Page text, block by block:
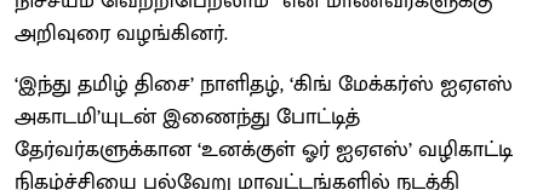
அறிவுரை வழங்கினர்.
‘இந்து தமிழ் திசை’ நாளிதழ், ‘கிங் மேக்கர்ஸ் ஐஏஎஸ்
அகாடமி’யுடன் இணைந்து போட்டித்
தேர்வர்களுக்கான ‘உனக்குள் ஓர் ஐஏஎஸ்’ வழிகாட்டி
நிகழ்ச்சியை பல்வேறு மாவட்டங்களில் நடத்தி